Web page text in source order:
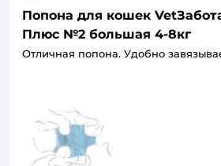
Попона для кошек
Плюс №2 большая 4-8кг
Отличная попона. Удобно